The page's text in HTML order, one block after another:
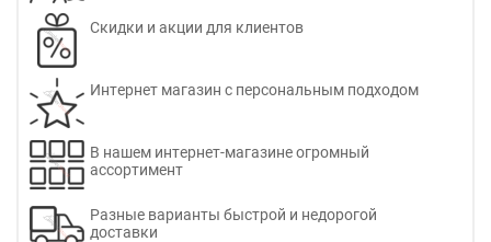
Скидки и акции для клиентов
Интернет магазин с персональным подходом
В нашем интернет-магазине огромный
ассортимент
Разные варианты быстрой и недорогой
доставки